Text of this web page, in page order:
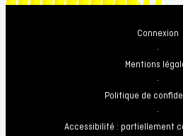
Connexion
-
Mentions
-
Politique de
-
Accessibilité : partiellement